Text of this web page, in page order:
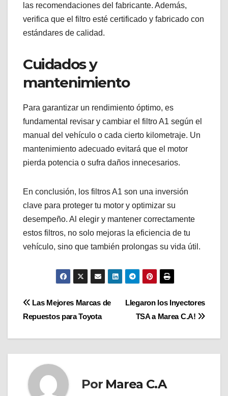
las recomendaciones del fabricante. Además,
verifica que el filtro esté certificado y fabricado con
estándares de calidad.
Cuidados y
mantenimiento
Para garantizar un rendimiento óptimo, es
fundamental revisar y cambiar el filtro A1 según el
manual del vehículo o cada cierto kilometraje. Un
mantenimiento adecuado evitará que el motor
pierda potencia o sufra daños innecesarios.
En conclusión, los filtros A1 son una inversión
clave para proteger tu motor y optimizar su
desempeño. Al elegir y mantener correctamente
estos filtros, no solo mejoras la eficiencia de tu
vehículo, sino que también prolongas su vida útil.
Navegación
de
Llegaron los Inyectores
TSA a Marea C.A!
Las Mejores Marcas de
Repuestos para Toyota
Por Marea C.A